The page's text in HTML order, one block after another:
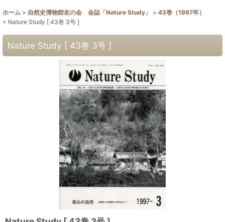
ホーム > 自然史博物館友の会 会誌「Nature Study」 > 43巻（1997年）
> Nature Study [ 43巻 3号 ]
Nature Study [ 43巻 3号 ]